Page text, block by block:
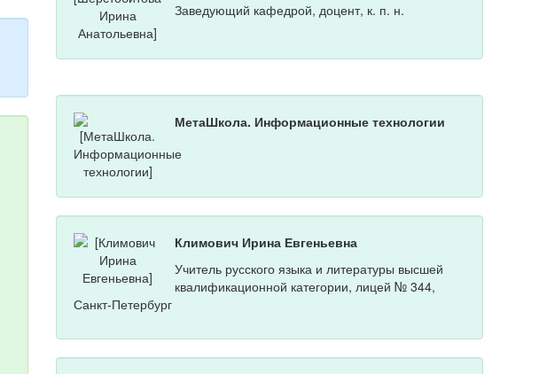
Заведующий кафедрой, доцент, к. п. н.
МетаШкола. Информационные технологии
Климович Ирина Евгеньевна
Учитель русского языка и литературы высшей
квалификационной категории, лицей № 344,
Санкт-Петербург